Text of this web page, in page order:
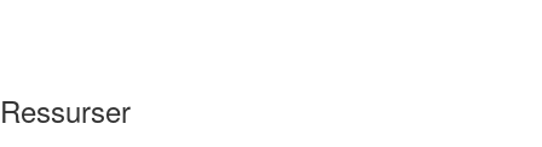
-
-
-Ressurser